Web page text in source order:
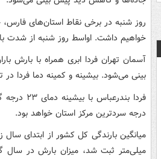
روز شنبه در برخی نقاط استان‌های
خواهیم داشت. اواسط روز شنبه از شدت
آسمان تهران فردا ابری همراه با
بینی می‌شود. بیشینه و کمینه دما فردا در تهران ۱۰ و ۳ درجه
درجه سردترین مرکز استان خواهد بود.